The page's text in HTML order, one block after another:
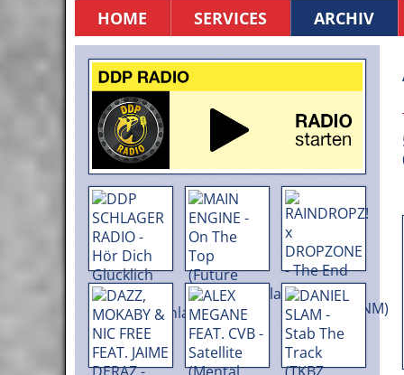
HOME SERVICES ARCHIV